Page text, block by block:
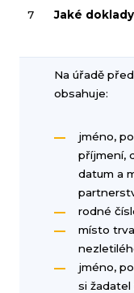
7 Jaké
Na úřadě
obsahuje:
jméno,
příjmení,
datum a
rodné
místo
jméno,
si žadatel